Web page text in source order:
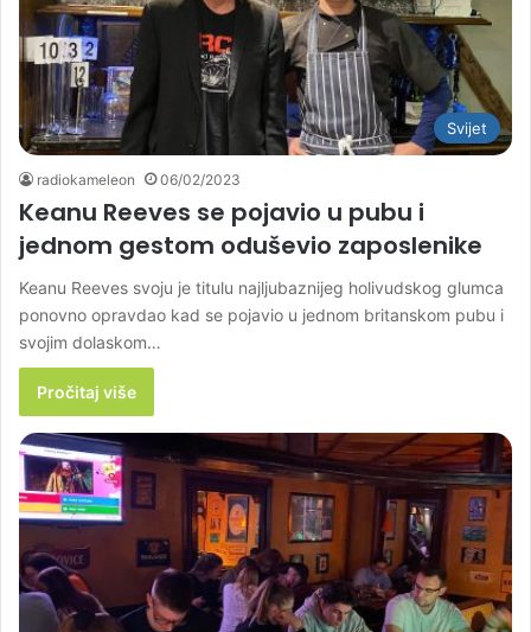
Svijet
radiokameleon 06/02/2023
Keanu Reeves se pojavio u pubu i
jednom gestom oduševio zaposlenike
Keanu Reeves svoju je titulu najljubaznijeg holivudskog glumca
ponovno opravdao kad se pojavio u jednom britanskom pubu i
svojim dolaskom…
Pročitaj više